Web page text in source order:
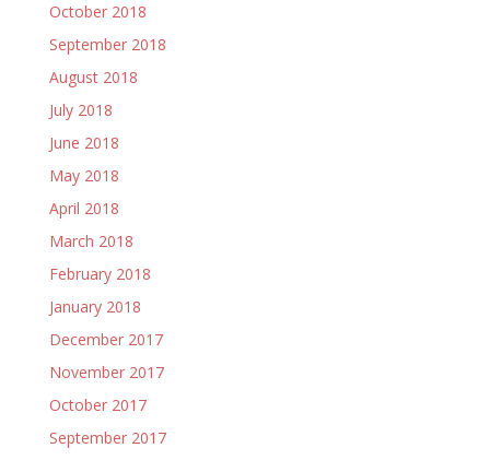
October 2018
September 2018
August 2018
July 2018
June 2018
May 2018
April 2018
March 2018
February 2018
January 2018
December 2017
November 2017
October 2017
September 2017